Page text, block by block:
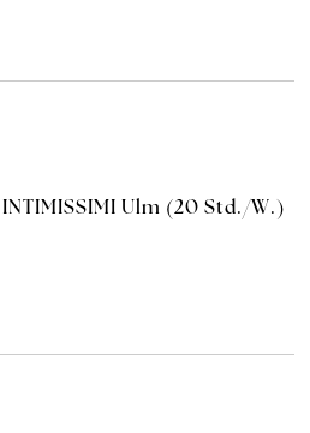
Ulm (20 Std./W.)